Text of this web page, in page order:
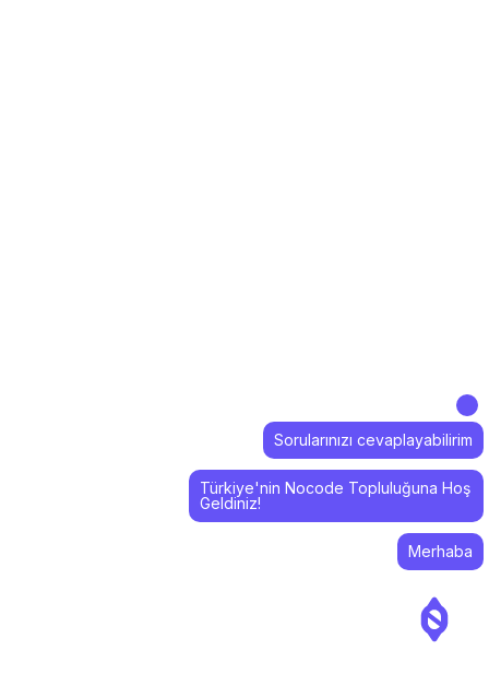
Merhaba
Türkiye'nin Nocode Topluluğuna Hoş
Geldiniz!
Sorularınızı cevaplayabilirim